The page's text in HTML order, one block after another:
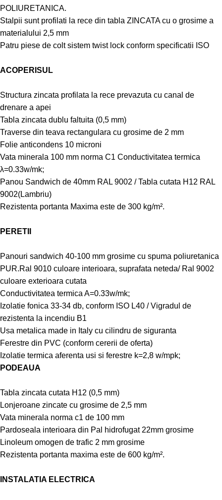
POLIURETANICA.
Stalpii sunt profilati la rece din tabla ZINCATA cu o grosime a
materialului 2,5 mm
Patru piese de colt sistem twist lock conform specificatii ISO
ACOPERISUL
Structura zincata profilata la rece prevazuta cu canal de
drenare a apei
Tabla zincata dublu faltuita (0,5 mm)
Traverse din teava rectangulara cu grosime de 2 mm
Folie anticondens 10 microni
Vata minerala 100 mm norma C1 Conductivitatea termica
λ=0.33w/mk;
Panou Sandwich de 40mm RAL 9002 / Tabla cutata H12 RAL
9002(Lambriu)
Rezistenta portanta Maxima este de 300 kg/m².
PERETII
Panouri sandwich 40-100 mm grosime cu spuma poliuretanica
PUR.Ral 9010 culoare interioara, suprafata neteda/ Ral 9002
culoare exterioara cutata
Conductivitatea termica A=0.33w/mk;
Izolatie fonica 33-34 db, conform ISO L40 / Vigradul de
rezistenta la incendiu B1
Usa metalica made in Italy cu cilindru de siguranta
Ferestre din PVC (conform cererii de oferta)
Izolatie termica aferenta usi si ferestre k=2,8 w/mpk;
PODEAUA
Tabla zincata cutata H12 (0,5 mm)
Lonjeroane zincate cu grosime de 2,5 mm
Vata minerala norma c1 de 100 mm
Pardoseala interioara din Pal hidrofugat 22mm grosime
Linoleum omogen de trafic 2 mm grosime
Rezistenta portanta maxima este de 600 kg/m².
INSTALATIA ELECTRICA